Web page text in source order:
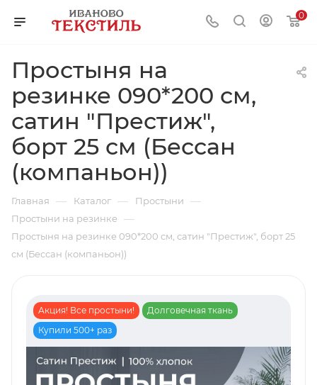
0
Простыня на
резинке 090*200 см,
сатин "Престиж",
борт 25 см (Бессан
(компаньон))
Главная — Каталог — Простыни —
Простыни на резинке —
Простыня на резинке 090*200 см, сатин "Престиж", борт 25
см (Бессан (компаньон))
Акция! Все простыни!
Долговечная ткань
Купили 500+ раз